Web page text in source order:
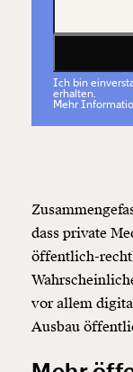
Ich bin
erhalten.
Mehr
dass private
öffentlich-
vor allem
Ausbau